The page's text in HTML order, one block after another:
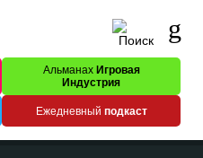
Альманах Игровая
Индустрия
Ежедневный подкаст